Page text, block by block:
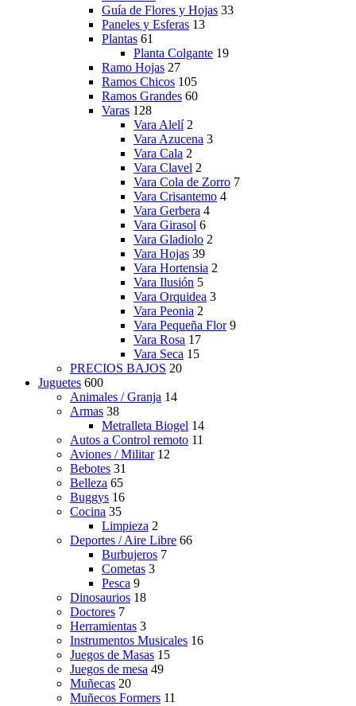
Guía de Flores y Hojas 33
Paneles y Esferas 13
Plantas 61
Planta Colgante 19
Ramo Hojas 27
Ramos Chicos 105
Ramos Grandes 60
Varas 128
Vara Alelí 2
Vara Azucena 3
Vara Cala 2
Vara Clavel 2
Vara Cola de Zorro 7
Vara Crisantemo 4
Vara Gerbera 4
Vara Girasol 6
Vara Gladiolo 2
Vara Hojas 39
Vara Hortensia 2
Vara Ilusión 5
Vara Orquidea 3
Vara Peonia 2
Vara Pequeña Flor 9
Vara Rosa 17
Vara Seca 15
PRECIOS BAJOS 20
Juguetes 600
Animales / Granja 14
Armas 38
Metralleta Biogel 14
Autos a Control remoto 11
Aviones / Militar 12
Bebotes 31
Belleza 65
Buggys 16
Cocina 35
Limpieza 2
Deportes / Aire Libre 66
Burbujeros 7
Cometas 3
Pesca 9
Dinosaurios 18
Doctores 7
Herramientas 3
Instrumentos Musicales 16
Juegos de Masas 15
Juegos de mesa 49
Muñecas 20
Muñecos Formers 11